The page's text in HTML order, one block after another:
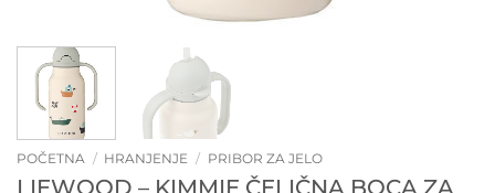
POČETNA / HRANJENJE / PRIBOR ZA JELO
LIEWOOD – KIMMIE ČELIČNA BOCA ZA